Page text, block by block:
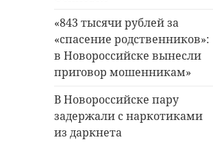
«843 тысячи рублей за
«спасение родственников»:
в Новороссийске вынесли
приговор мошенникам»
В Новороссийске пару
задержали с наркотиками
из даркнета